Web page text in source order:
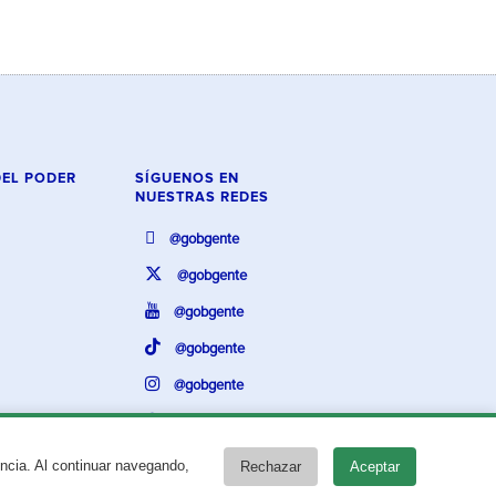
Al continuar navegando, Rechazar Aceptar
PODER
SÍGUENOS EN
NUESTRAS REDES
@gobgente
@gobgente
@gobgente
@gobgente
@gobgente
@gobgente